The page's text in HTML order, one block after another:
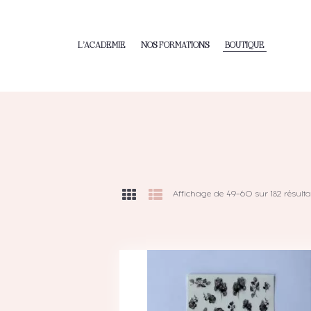
L’ACADEMIE NOS FORMATIONS BOUTIQUE
Affichage de 49–60 sur 182